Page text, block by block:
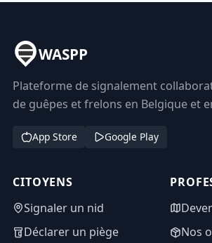
WASPP
Plateforme de signalement
de guêpes et frelons en Belgique et
App Store Google Play
CITOYENS
Signaler un nid
Déclarer un piège
Nos